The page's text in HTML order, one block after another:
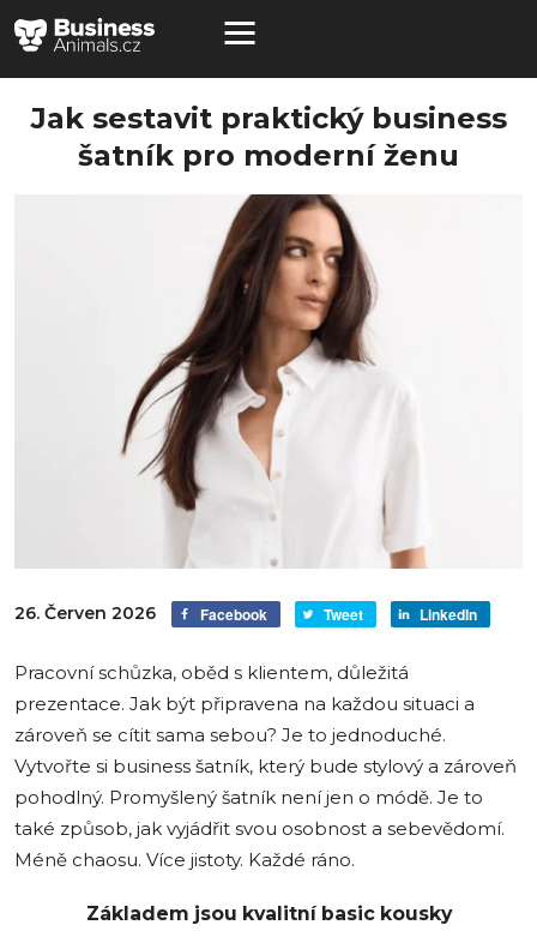
Jak sestavit praktický business
šatník pro moderní ženu
26. Červen 2026 Facebook Tweet LinkedIn
Pracovní schůzka, oběd s klientem, důležitá
prezentace. Jak být připravena na každou situaci a
zároveň se cítit sama sebou? Je to jednoduché.
Vytvořte si business šatník, který bude stylový a zároveň
pohodlný. Promyšlený šatník není jen o módě. Je to
také způsob, jak vyjádřit svou osobnost a sebevědomí.
Méně chaosu. Více jistoty. Každé ráno.
Základem jsou kvalitní basic kousky